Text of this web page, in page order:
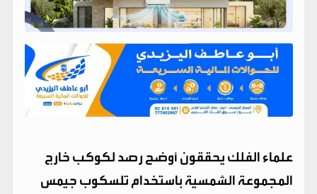
علماء الفلك يحققون أوضح رصد لكوكب خارج
المجموعة الشمسية باستخدام تلسكوب جيمس